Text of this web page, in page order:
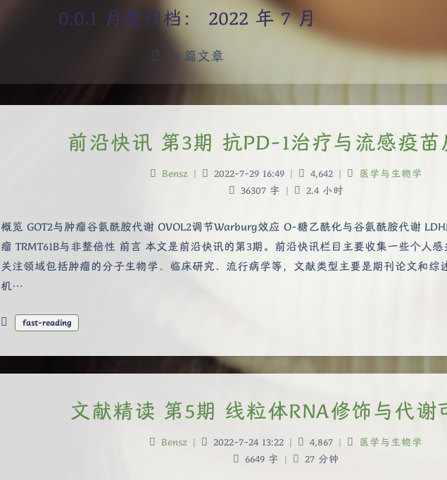
月度归档： 2022 年 7 月
13 篇文章
前沿快讯 第3期 抗PD-1治疗与流感疫苗
Bensz | 2022-7-29 16:49 | 4,642 |
医学与生物学
36307 字 | 2.4 小时
概览 GOT2与肿瘤谷氨酰胺代谢 OVOL2调节Warburg效应 O-糖乙酰化与谷氨酰胺代谢
瘤 TRMT61B与非整倍性 前言 本文是前沿快讯的第3期。前沿快讯栏目主要收集一些个人感
关注领域包括肿瘤的分子生物学、临床研究、流行病学等，文献类型主要是期刊论文和综
机…
fast-reading
文献精读 第5期 线粒体RNA修饰与代谢
Bensz | 2022-7-24 13:22 | 4,867 |
医学与生物学
6649 字 | 27 分钟